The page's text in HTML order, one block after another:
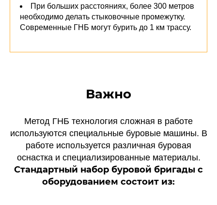
При больших расстояниях, более 300 метров
необходимо делать стыковочные промежутку.
Современные ГНБ могут бурить до 1 км трассу.
Важно
Метод ГНБ технология сложная в работе
используются специальные буровые машины. В
работе используется различная буровая
оснастка и специализированные материалы.
Стандартный набор буровой бригады с
оборудованием состоит из: